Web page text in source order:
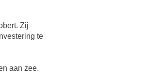
Zij
te
aan zee.